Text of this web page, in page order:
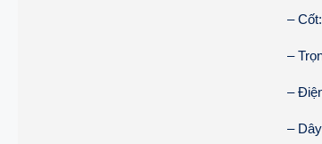
–
–
–
–